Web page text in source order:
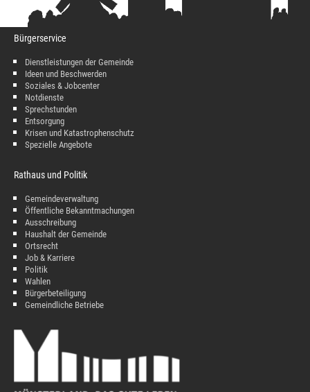
Bürgerservice
Dienstleistungen der Gemeinde
Ideen und Beschwerden
Soziales & Jobcenter
Notdienste
Sprechstunden
Entsorgung
Krisen und Katastrophenschutz
Spezielle Angebote
Rathaus und Politik
Gemeindeverwaltung
Öffentliche Bekanntmachungen
Ausschreibung
Haushalt der Gemeinde
Ortsrecht
Job & Karriere
Politik
Wahlen
Bürgerbeteiligung
Gemeindliche Betriebe